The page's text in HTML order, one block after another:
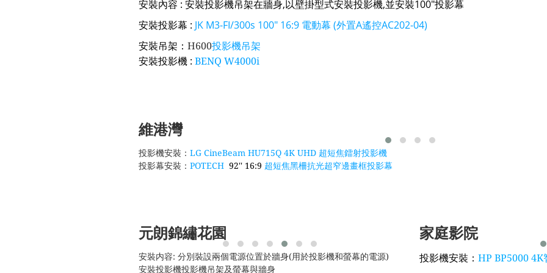
安裝內容 : 安裝投影機吊架在牆身,以壁掛型式安裝投影機,並安裝100"投影幕
安裝投影幕 : JK M3-FI/300s 100" 16:9 電動幕 (外置A遙控AC202-04)
安裝吊架： H600投影機吊架
安裝投影機 : BENQ W4000i
維港灣
投影機安裝： LG CineBeam HU715Q 4K UHD 超短焦鐳射投影機
投影幕安裝： POTECH 92'' 16:9 超短焦黑柵抗光超窄邊畫框投影幕
元朗錦繡花園
安裝内容: 分別裝設兩個電源位置於牆身(用於投影機和螢幕的電源)
安裝投影機投影機吊架及螢幕與牆身
家庭影院
投影機安裝： HP BP5000 4K